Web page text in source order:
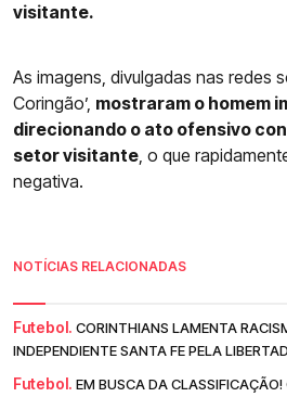
visitante.
As imagens, divulgadas nas redes
Coringão’, mostraram o homem
direcionando o ato ofensivo
setor visitante, o que
negativa.
NOTÍCIAS RELACIONADAS
Futebol. CORINTHIANS LAMENTA
INDEPENDIENTE SANTA FE PELA
Futebol. EM BUSCA DA